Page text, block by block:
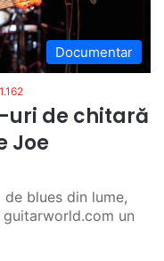
Documentar
uri de chitară
Joe
blues din lume,
un